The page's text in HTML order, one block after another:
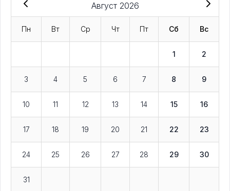
Август 2026
Пн Вт Ср Чт Пт Сб Вс
1 2
3 4 5 6 7 8 9
10 11 12 13 14 15 16
17 18 19 20 21 22 23
24 25 26 27 28 29 30
31